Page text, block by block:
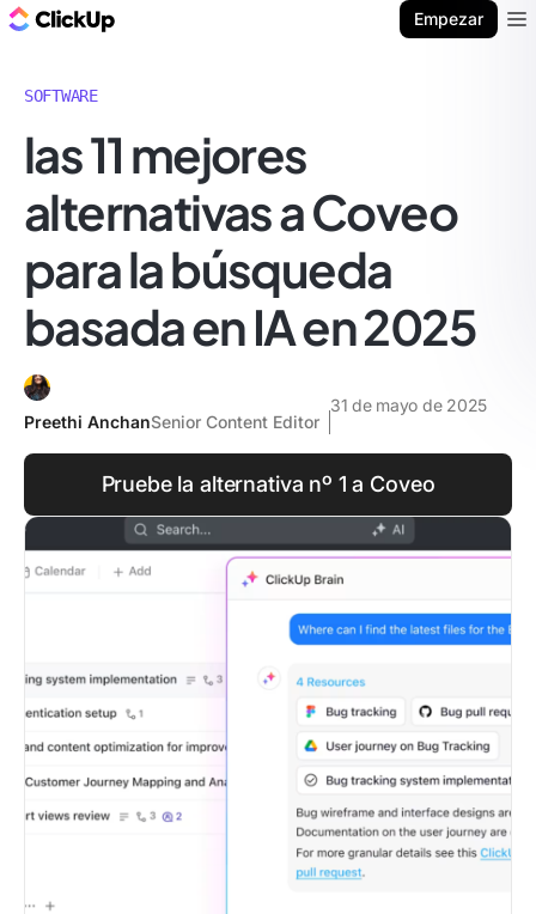
Empezar
SOFTWARE
las 11 mejores
alternativas a Coveo
para la búsqueda
basada en IA en 2025
Preethi AnchanSenior Content Editor
31 de mayo de 2025
Pruebe la alternativa nº 1 a Coveo